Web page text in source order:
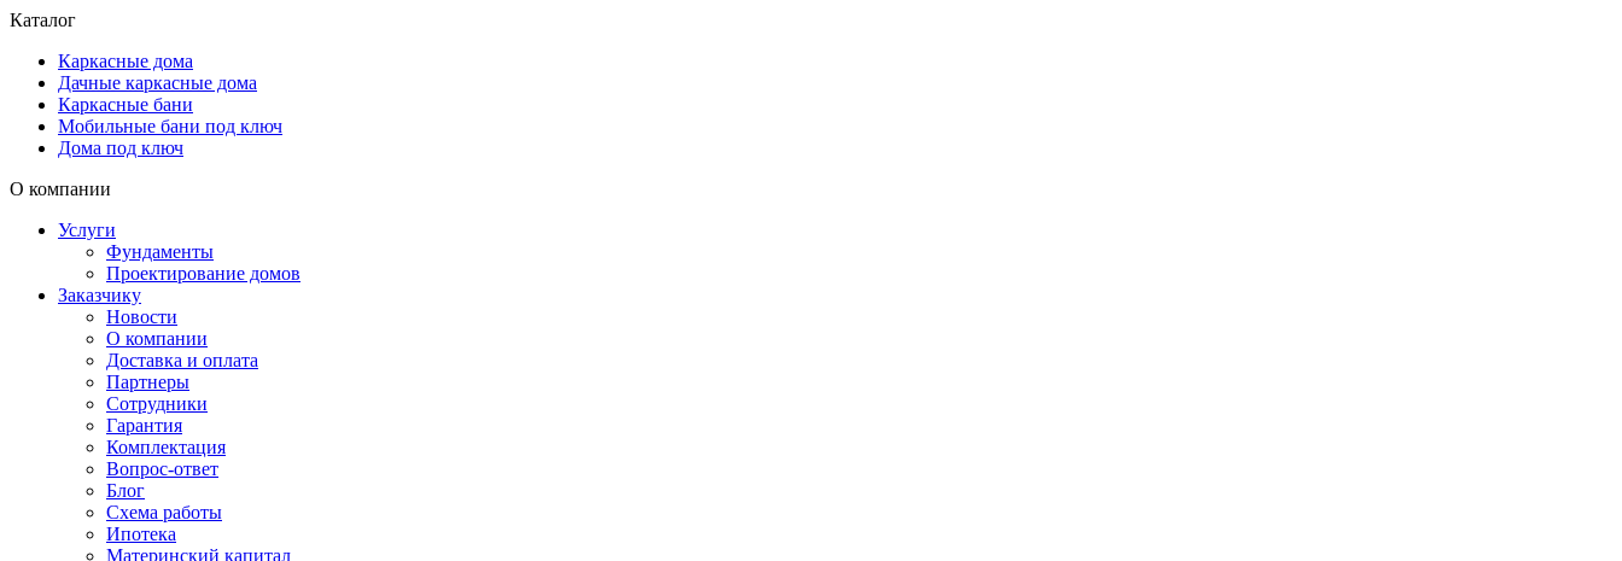
Каталог
Каркасные дома
Дачные каркасные дома
Каркасные бани
Мобильные бани под ключ
Дома под ключ
О компании
Услуги
Фундаменты
Проектирование домов
Заказчику
Новости
О компании
Доставка и оплата
Партнеры
Сотрудники
Гарантия
Комплектация
Вопрос-ответ
Блог
Схема работы
Ипотека
Материнский капитал